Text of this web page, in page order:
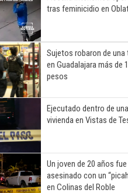
tras feminicidio en
Sujetos robaron de una
en Guadalajara más de
pesos
Ejecutado dentro de una
vivienda en Vistas de
Un joven de 20 años fue
asesinado con un
en Colinas del Roble